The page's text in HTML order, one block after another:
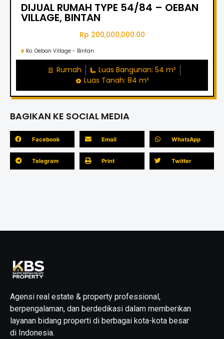
DIJUAL RUMAH TYPE 54/84 – OEBAN
VILLAGE, BINTAN
Rp 200,000,000.00
Ko. Oeban Village - Bintan
Rumah
Luas Bangunan: 54 m²
Luas Tanah: 84 m²
BAGIKAN KE SOCIAL MEDIA
Facebook Email WhatsApp
Telegram Print Twitter
Agensi real estate & property professional,
berpengalaman, dan berdedikasi dalam memberikan
layanan bidang properti di berbagai kota-kota besar
di Indonesia.